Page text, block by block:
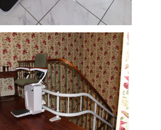
d'un fauteuil monte
sur mesures à Elne
66).